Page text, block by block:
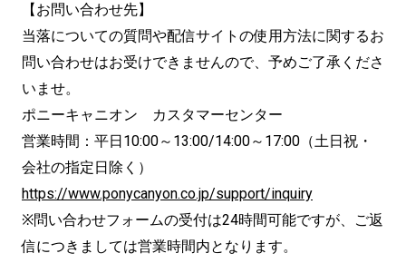
【お問い合わせ先】
当落についての質問や配信サイトの使用方法に関するお
問い合わせはお受けできませんので、予めご了承くださ
いませ。
ポニーキャニオン カスタマーセンター
営業時間：平日10:00～13:00/14:00～17:00（土日祝・
会社の指定日除く）
https://www.ponycanyon.co.jp/support/inquiry
※問い合わせフォームの受付は24時間可能ですが、ご返
信につきましては営業時間内となります。